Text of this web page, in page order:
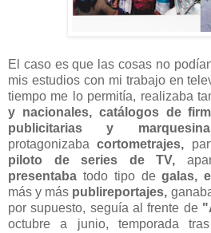
El caso es que las cosas no
mis estudios con mi trabajo en
tiempo me lo permitía, realizaba
y nacionales, catálogos de
publicitarias y
protagonizabacortometrajes,
piloto de series de TV,
presentaba todo tipo degalas,
más y más publireportajes,
por supuesto, seguía al frente de
octubre a junio, temporada